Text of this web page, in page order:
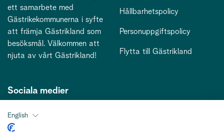
ett samarbete med
Gästrikekommunerna i syfte
att främja Gästrikland som
besöksmål. Välkommen att
njuta av vårt Gästrikland!
Hållbarhetspolicy
Personuppgiftspolicy
Flytta till Gästrikland
Sociala medier
English